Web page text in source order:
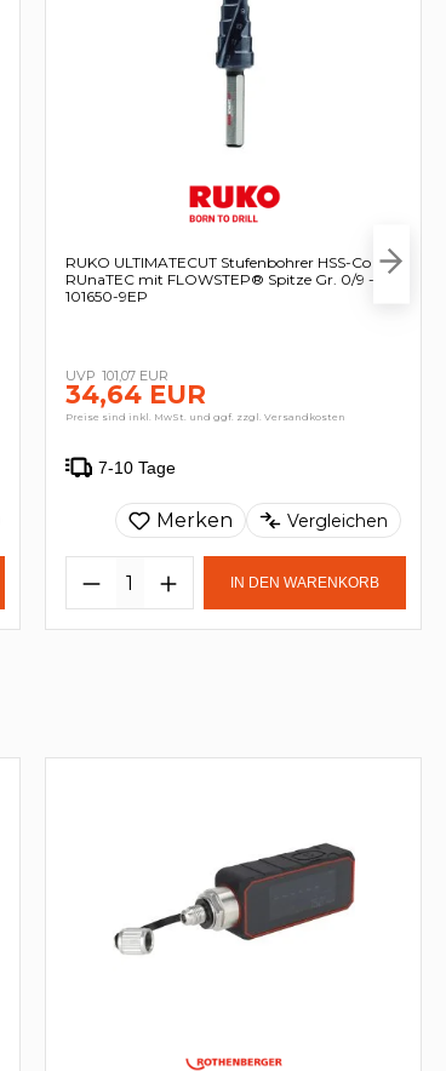
RUKO ULTIMATECUT Stufenbohrer HSS-Co 5
RUnaTEC mit FLOWSTEP® Spitze Gr. 0/9 -
101650-9EP
101,07 EUR
34,64 EUR
Preise sind inkl. MwSt. und ggf. zzgl. Versandkosten
7-10 Tage
Merken Vergleichen
IN DEN WARENKORB